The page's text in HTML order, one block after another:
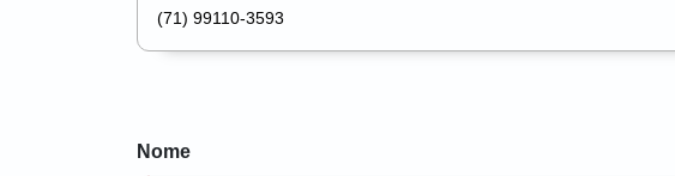
(71) 99110-3593
Nome